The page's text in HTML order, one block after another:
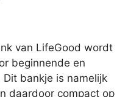
van LifeGood wordt
beginnende en
bankje is namelijk
daardoor compact op